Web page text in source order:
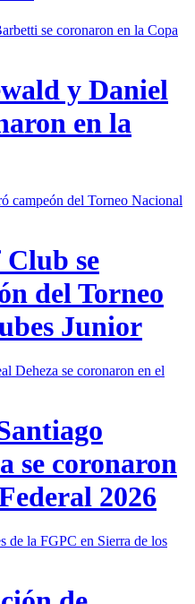
y Daniel
en la
se
del Torneo
Junior
se coronaron
2026